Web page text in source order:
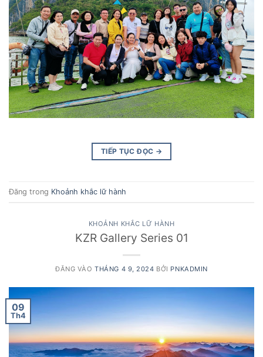
TIẾP TỤC ĐỌC →
Đăng trong Khoảnh khắc lữ hành
KHOẢNH KHẮC LỮ HÀNH
KZR Gallery Series 01
ĐĂNG VÀOTHÁNG 4 9, 2024 BỞI PNKADMIN
09
Th4